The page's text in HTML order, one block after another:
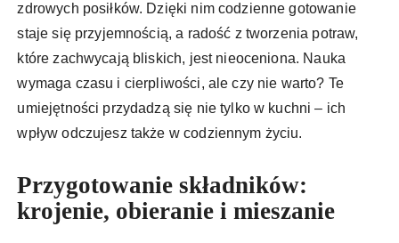
zdrowych posiłków. Dzięki nim codzienne gotowanie
staje się przyjemnością, a radość z tworzenia potraw,
które zachwycają bliskich, jest nieoceniona. Nauka
wymaga czasu i cierpliwości, ale czy nie warto? Te
umiejętności przydadzą się nie tylko w kuchni – ich
wpływ odczujesz także w codziennym życiu.
Przygotowanie składników:
krojenie, obieranie i mieszanie